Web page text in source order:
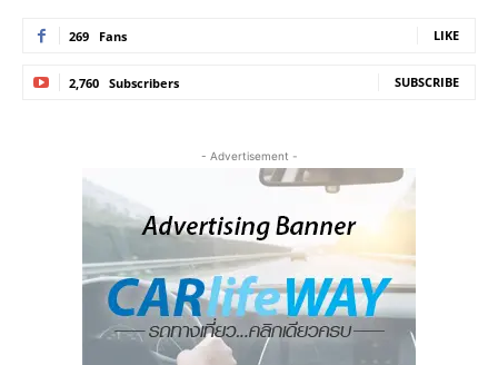
269 Fans LIKE
2,760 Subscribers SUBSCRIBE
- Advertisement -